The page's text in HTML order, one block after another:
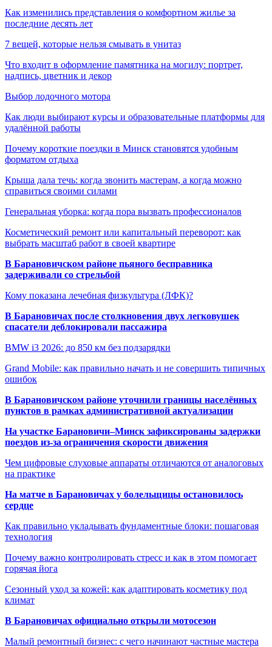
Как изменились представления о комфортном жилье за
последние десять лет
7 вещей, которые нельзя смывать в унитаз
Что входит в оформление памятника на могилу: портрет,
надпись, цветник и декор
Выбор лодочного мотора
Как люди выбирают курсы и образовательные платформы для
удалённой работы
Почему короткие поездки в Минск становятся удобным
форматом отдыха
Крыша дала течь: когда звонить мастерам, а когда можно
справиться своими силами
Генеральная уборка: когда пора вызвать профессионалов
Косметический ремонт или капитальный переворот: как
выбрать масштаб работ в своей квартире
В Барановичском районе пьяного бесправника
задерживали со стрельбой
Кому показана лечебная физкультура (ЛФК)?
В Барановичах после столкновения двух легковушек
спасатели деблокировали пассажира
BMW i3 2026: до 850 км без подзарядки
Grand Mobile: как правильно начать и не совершить типичных
ошибок
В Барановичском районе уточнили границы населённых
пунктов в рамках административной актуализации
На участке Барановичи–Минск зафиксированы задержки
поездов из-за ограничения скорости движения
Чем цифровые слуховые аппараты отличаются от аналоговых
на практике
На матче в Барановичах у болельщицы остановилось
сердце
Как правильно укладывать фундаментные блоки: пошаговая
технология
Почему важно контролировать стресс и как в этом помогает
горячая йога
Сезонный уход за кожей: как адаптировать косметику под
климат
В Барановичах официально открыли мотосезон
Малый ремонтный бизнес: с чего начинают частные мастера